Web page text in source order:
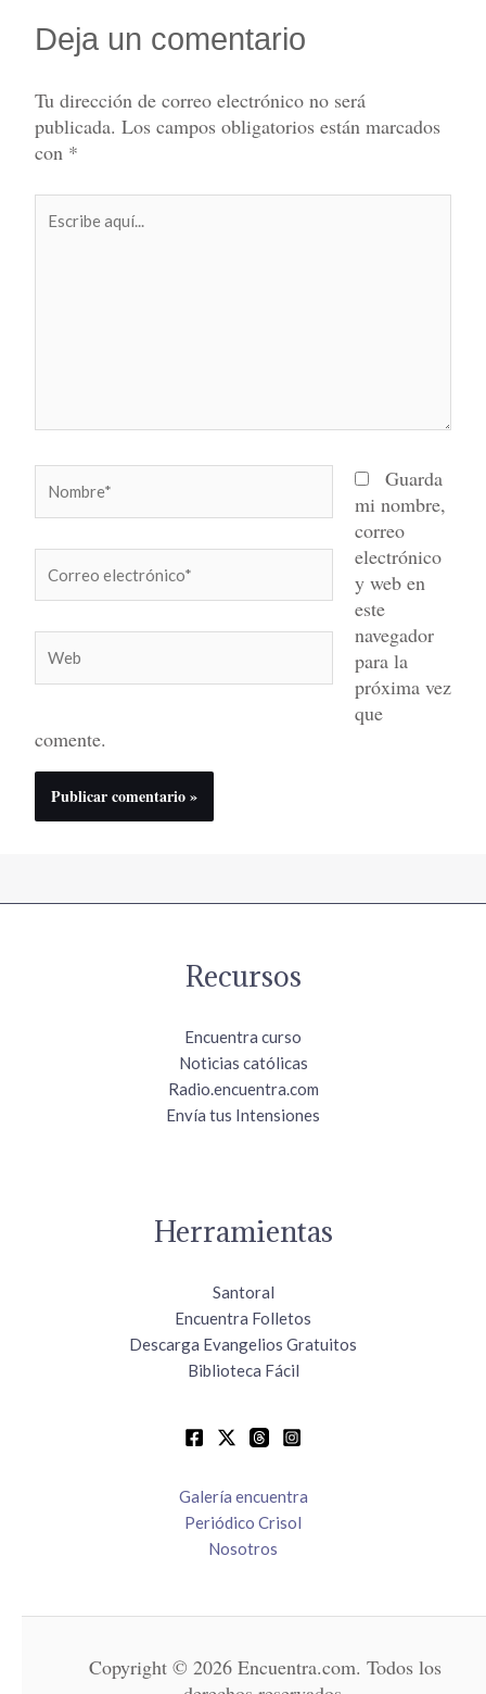
Deja un comentario
Tu dirección de correo electrónico no será
publicada. Los campos obligatorios están marcados
con *
aquí...
electrónico*
Guarda
mi nombre,
correo
electrónico
y web en
este
navegador
para la
próxima vez
que
comente.
Recursos
Encuentra curso
Noticias católicas
Radio.encuentra.com
Envía tus Intensiones
Herramientas
Santoral
Encuentra Folletos
Descarga Evangelios Gratuitos
Biblioteca Fácil
Galería encuentra
Periódico Crisol
Nosotros
Copyright © 2026 Encuentra.com. Todos los